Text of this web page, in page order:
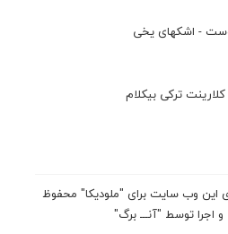
- اشکهای یخی
ترکی بیکلام
این وب سایت برای "ملودیکا" محفوظ
اجرا توسط "آنـــ برگ"